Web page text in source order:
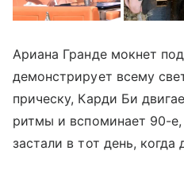
Ариана Гранде мокнет
демонстрирует всему
прическу, Карди Би
ритмы и вспоминает 90-
застали в тот день,